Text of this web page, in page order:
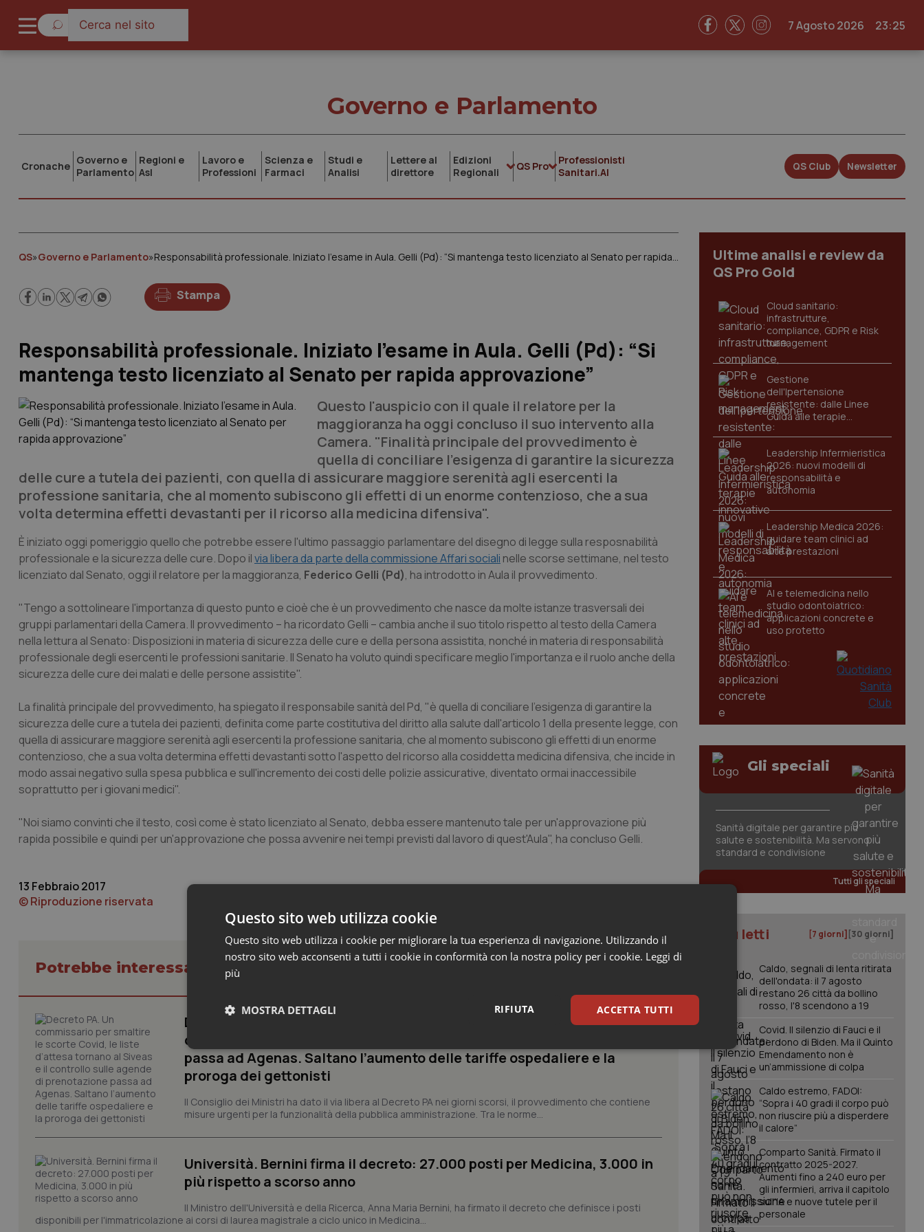
7 Agosto 2026 23:25
Governo e Parlamento
Cronache Governo e
Parlamento
Regioni e
Asl
Lavoro e
Professioni
Scienza e
Farmaci
Studi e
Analisi
Lettere al
direttore
Edizioni
Regionali
QS Pro
Professionisti
Sanitari.AI
QS Club Newsletter
QS»Governo e Parlamento» Responsabilità professionale. Iniziato l’esame in Aula. Gelli (Pd): “Si mantenga testo licenziato al Senato per rapida approvazione”
Stampa
Responsabilità professionale. Iniziato l’esame in Aula. Gelli (Pd): “Si
mantenga testo licenziato al Senato per rapida approvazione”
Questo l'auspicio con il quale il relatore per la
maggioranza ha oggi concluso il suo intervento alla
Camera. "Finalità principale del provvedimento è
quella di conciliare l'esigenza di garantire la sicurezza
delle cure a tutela dei pazienti, con quella di assicurare maggiore serenità agli esercenti la
professione sanitaria, che al momento subiscono gli effetti di un enorme contenzioso, che a sua
volta determina effetti devastanti per il ricorso alla medicina difensiva".
È iniziato oggi pomeriggio quello che potrebbe essere l'ultimo passaggio parlamentare del disegno di legge sulla resposnabilità
professionale e la sicurezza delle cure. Dopo ilvia libera da parte della commissione Affari sociali nelle scorse settimane, nel testo
licenziato dal Senato, oggi il relatore per la maggioranza, Federico Gelli (Pd), ha introdotto in Aula il provvedimento.
"Tengo a sottolineare l'importanza di questo punto e cioè che è un provvedimento che nasce da molte istanze trasversali dei
gruppi parlamentari della Camera. Il provvedimento – ha ricordato Gelli – cambia anche il suo titolo rispetto al testo della Camera
nella lettura al Senato: Disposizioni in materia di sicurezza delle cure e della persona assistita, nonché in materia di responsabilità
professionale degli esercenti le professioni sanitarie. Il Senato ha voluto quindi specificare meglio l'importanza e il ruolo anche della
sicurezza delle cure dei malati e delle persone assistite".
La finalità principale del provvedimento, ha spiegato il responsabile sanità del Pd, "è quella di conciliare l'esigenza di garantire la
sicurezza delle cure a tutela dei pazienti, definita come parte costitutiva del diritto alla salute dall'articolo 1 della presente legge, con
quella di assicurare maggiore serenità agli esercenti la professione sanitaria, che al momento subiscono gli effetti di un enorme
contenzioso, che a sua volta determina effetti devastanti sotto l'aspetto del ricorso alla cosiddetta medicina difensiva, che incide in
modo assai negativo sulla spesa pubblica e sull'incremento dei costi delle polizie assicurative, diventato ormai inaccessibile
soprattutto per i giovani medici".
"Noi siamo convinti che il testo, così come è stato licenziato al Senato, debba essere mantenuto tale per un'approvazione più
rapida possibile e quindi per un'approvazione che possa avvenire nei tempi previsti dal lavoro di quest'Aula", ha concluso Gelli.
13 Febbraio 2017
© Riproduzione riservata
Potrebbe interessarti in Governo e Parlamento
Decreto PA. Un commissario per smaltire le scorte Covid, le liste
d’attesa tornano al Siveas e il controllo sulle agende di prenotazione
passa ad Agenas. Saltano l’aumento delle tariffe ospedaliere e la
proroga dei gettonisti
Il Consiglio dei Ministri ha dato il via libera al Decreto PA nei giorni scorsi, il provvedimento che contiene
misure urgenti per la funzionalità della pubblica amministrazione. Tra le norme...
Università. Bernini firma il decreto: 27.000 posti per Medicina, 3.000 in
più rispetto a scorso anno
Il Ministro dell'Università e della Ricerca, Anna Maria Bernini, ha firmato il decreto che definisce i posti
disponibili per l'immatricolazione ai corsi di laurea magistrale a ciclo unico in Medicina...
Ultime analisi e review da
QS Pro Gold
Cloud sanitario:
infrastrutture,
compliance, GDPR e Risk
management
Gestione
dell'Ipertensione
resistente: dalle Linee
Guida alle terapie
innovative
Leadership Infermieristica
2026: nuovi modelli di
responsabilità e
autonomia
Leadership Medica 2026:
guidare team clinici ad
alte prestazioni
AI e telemedicina nello
studio odontoiatrico:
applicazioni concrete e
uso protetto
Gli speciali
Sanità digitale per garantire più
salute e sostenibilità. Ma servono
standard e condivisione
Tutti gli speciali
I più letti [7 giorni] [30 giorni]
Caldo, segnali di lenta ritirata
dell'ondata: il 7 agosto
restano 26 città da bollino
rosso, l'8 scendono a 19
Covid. Il silenzio di Fauci e il
perdono di Biden. Ma il Quinto
Emendamento non è
un’ammissione di colpa
Caldo estremo, FADOI:
“Sopra i 40 gradi il corpo può
non riuscire più a disperdere
il calore”
Comparto Sanità. Firmato il
contratto 2025-2027.
Aumenti fino a 240 euro per
gli infermieri, arriva il capitolo
sull'IA e nuove tutele per il
personale
Questo sito web utilizza cookie
Questo sito web utilizza i cookie per migliorare la tua esperienza di navigazione. Utilizzando il
nostro sito web acconsenti a tutti i cookie in conformità con la nostra policy per i cookie. Leggi di
più
ACCETTA TUTTI
RIFIUTA
MOSTRA DETTAGLI
Necessari Statistici Marketing
I cookie necessari contribuiscono a rendere fruibile il sito web abilitandone funzionalità di base quali la navigazione sulle pagine
e l'accesso alle aree protette del sito. Il sito web non è in grado di funzionare correttamente senza questi cookie.
Nome
Fornitore/Dominio Scadenza
Descrizione
VISITOR_PRIVACY_METADATA
YouTube